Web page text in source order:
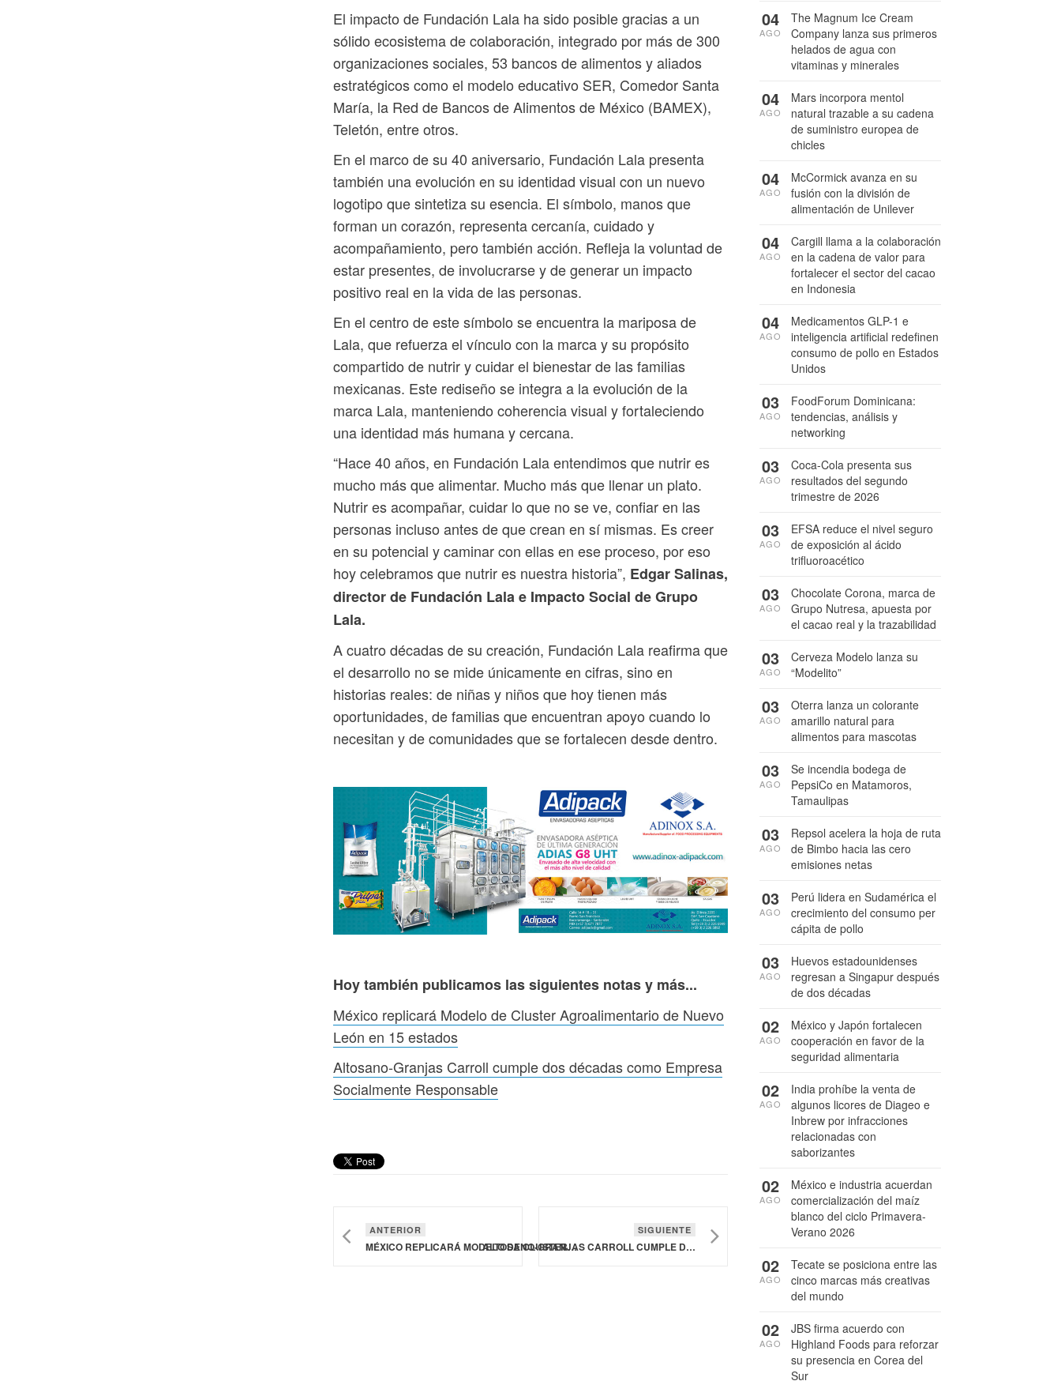
El impacto de Fundación Lala ha sido posible gracias a un
sólido ecosistema de colaboración, integrado por más de 300
organizaciones sociales, 53 bancos de alimentos y aliados
estratégicos como el modelo educativo SER, Comedor Santa
María, la Red de Bancos de Alimentos de México (BAMEX),
Teletón, entre otros.
En el marco de su 40 aniversario, Fundación Lala presenta
también una evolución en su identidad visual con un nuevo
logotipo que sintetiza su esencia. El símbolo, manos que
forman un corazón, representa cercanía, cuidado y
acompañamiento, pero también acción. Refleja la voluntad de
estar presentes, de involucrarse y de generar un impacto
positivo real en la vida de las personas.
En el centro de este símbolo se encuentra la mariposa de
Lala, que refuerza el vínculo con la marca y su propósito
compartido de nutrir y cuidar el bienestar de las familias
mexicanas. Este rediseño se integra a la evolución de la
marca Lala, manteniendo coherencia visual y fortaleciendo
una identidad más humana y cercana.
“Hace 40 años, en Fundación Lala entendimos que nutrir es
mucho más que alimentar. Mucho más que llenar un plato.
Nutrir es acompañar, cuidar lo que no se ve, confiar en las
personas incluso antes de que crean en sí mismas. Es creer
en su potencial y caminar con ellas en ese proceso, por eso
hoy celebramos que nutrir es nuestra historia”, Edgar Salinas,
director de Fundación Lala e Impacto Social de Grupo
Lala.
A cuatro décadas de su creación, Fundación Lala reafirma que
el desarrollo no se mide únicamente en cifras, sino en
historias reales: de niñas y niños que hoy tienen más
oportunidades, de familias que encuentran apoyo cuando lo
necesitan y de comunidades que se fortalecen desde dentro.
Hoy también publicamos las siguientes notas y más...
México replicará Modelo de Cluster Agroalimentario de Nuevo
León en 15 estados
Altosano-Granjas Carroll cumple dos décadas como Empresa
Socialmente Responsable
ANTERIOR
MÉXICO REPLICARÁ MODELO DE CLUSTER AGROALIMENTARIO DE NUEVO LEÓN EN 15 ESTADOS
SIGUIENTE
ALTOSANO-GRANJAS CARROLL CUMPLE DOS DÉCADAS COMO EMPRESA SOCIALMENTE RESPONSABLE
The Magnum Ice Cream
Company lanza sus primeros
helados de agua con
vitaminas y minerales
04
AGO
Mars incorpora mentol
natural trazable a su cadena
de suministro europea de
chicles
04
AGO
McCormick avanza en su
fusión con la división de
alimentación de Unilever
04
AGO
Cargill llama a la colaboración
en la cadena de valor para
fortalecer el sector del cacao
en Indonesia
04
AGO
Medicamentos GLP-1 e
inteligencia artificial redefinen
consumo de pollo en Estados
Unidos
04
AGO
FoodForum Dominicana:
tendencias, análisis y
networking
03
AGO
Coca-Cola presenta sus
resultados del segundo
trimestre de 2026
03
AGO
EFSA reduce el nivel seguro
de exposición al ácido
trifluoroacético
03
AGO
Chocolate Corona, marca de
Grupo Nutresa, apuesta por
el cacao real y la trazabilidad
03
AGO
Cerveza Modelo lanza su
“Modelito”
03
AGO
Oterra lanza un colorante
amarillo natural para
alimentos para mascotas
03
AGO
Se incendia bodega de
PepsiCo en Matamoros,
Tamaulipas
03
AGO
Repsol acelera la hoja de ruta
de Bimbo hacia las cero
emisiones netas
03
AGO
Perú lidera en Sudamérica el
crecimiento del consumo per
cápita de pollo
03
AGO
Huevos estadounidenses
regresan a Singapur después
de dos décadas
03
AGO
México y Japón fortalecen
cooperación en favor de la
seguridad alimentaria
02
AGO
India prohíbe la venta de
algunos licores de Diageo e
Inbrew por infracciones
relacionadas con
saborizantes
02
AGO
México e industria acuerdan
comercialización del maíz
blanco del ciclo Primavera-
Verano 2026
02
AGO
Tecate se posiciona entre las
cinco marcas más creativas
del mundo
02
AGO
JBS firma acuerdo con
Highland Foods para reforzar
su presencia en Corea del
Sur
02
AGO